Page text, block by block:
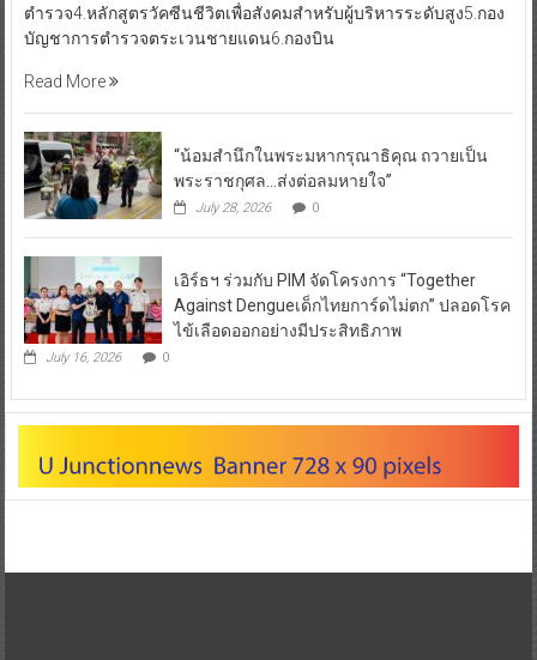
ตำรวจ4.หลักสูตรวัคซีนชีวิตเพื่อสังคมสำหรับผู้บริหารระดับสูง5.กอง
บัญชาการตำรวจตระเวนชายแดน6.กองบิน
Read More
“น้อมสำนึกในพระมหากรุณาธิคุณ ถวายเป็น
พระราชกุศล…ส่งต่อลมหายใจ”
July 28, 2026 0
เอิร์ธฯ ร่วมกับ PIM จัดโครงการ “Together
Against Dengueเด็กไทยการ์ดไม่ตก” ปลอดโรค
ไข้เลือดออกอย่างมีประสิทธิภาพ
July 16, 2026 0